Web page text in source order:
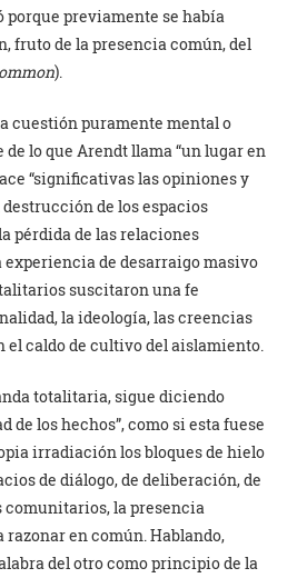
previamente se había
fruto de la presencia común, del
).
cuestión puramente mental o
lo que Arendt llama “un lugar en
“significativas las opiniones y
de los espacios
pérdida de las relaciones
de desarraigo masivo
suscitaron una fe
la ideología, las creencias
caldo de cultivo del aislamiento.
totalitaria, sigue diciendo
de los hechos”, como si esta fuese
irradiación los bloques de hielo
de diálogo, de deliberación, de
la presencia
en común. Hablando,
del otro como principio de la